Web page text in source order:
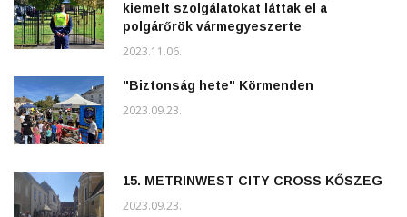
kiemelt szolgálatokat láttak el a
polgárőrök vármegyeszerte
2023.11.06.
"Biztonság hete" Körmenden
2023.09.23.
15. METRINWEST CITY CROSS KŐSZEG
2023.09.23.